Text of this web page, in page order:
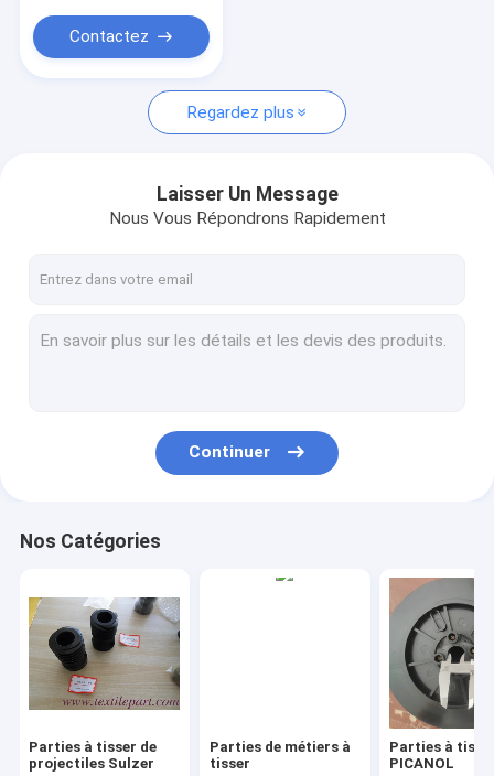
Contactez
Regardez plus
Laisser Un Message
Nous Vous Répondrons Rapidement
Continuer
Nos Catégories
Parties à tisser de
projectiles Sulzer
Parties de métiers à
tisser
Parties à tissu
PICANOL